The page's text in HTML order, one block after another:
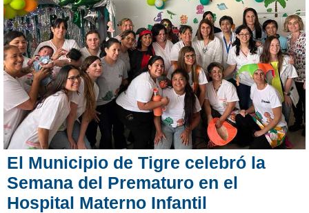
El Municipio de Tigre celebró la
Semana del Prematuro en el
Hospital Materno Infantil